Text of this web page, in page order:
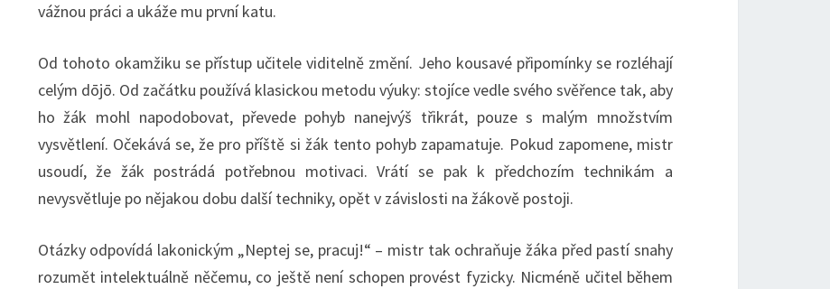
vážnou práci a ukáže mu první katu.
Od tohoto okamžiku se přístup učitele viditelně změní. Jeho kousavé připomínky se rozléhají
celým dōjō. Od začátku používá klasickou metodu výuky: stojíce vedle svého svěřence tak, aby
ho žák mohl napodobovat, převede pohyb nanejvýš třikrát, pouze s malým množstvím
vysvětlení. Očekává se, že pro příště si žák tento pohyb zapamatuje. Pokud zapomene, mistr
usoudí, že žák postrádá potřebnou motivaci. Vrátí se pak k předchozím technikám a
nevysvětluje po nějakou dobu další techniky, opět v závislosti na žákově postoji.
Otázky odpovídá lakonickým „Neptej se, pracuj!“ – mistr tak ochraňuje žáka před pastí snahy
rozumět intelektuálně něčemu, co ještě není schopen provést fyzicky. Nicméně učitel během